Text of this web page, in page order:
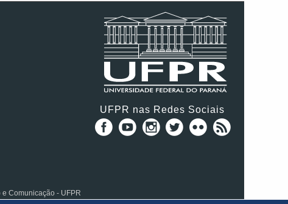
UFPR nas Redes Sociais
Comunicação - UFPR